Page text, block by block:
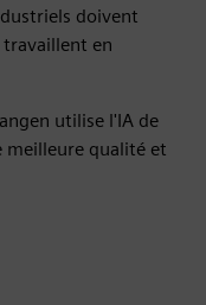
doivent
en
utilise l'IA de
meilleure qualité et